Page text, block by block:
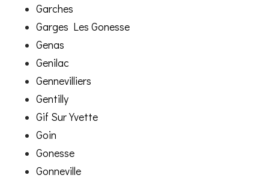
Garches
Garges Les Gonesse
Genas
Genilac
Gennevilliers
Gentilly
Gif Sur Yvette
Goin
Gonesse
Gonneville